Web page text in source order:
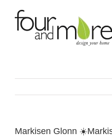
content
Markisen Glonn